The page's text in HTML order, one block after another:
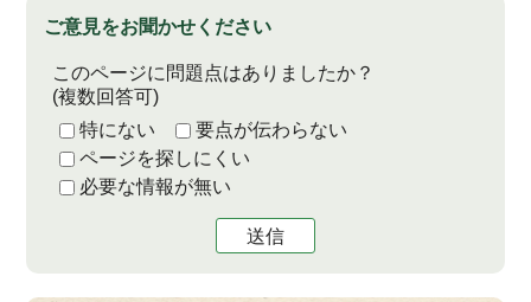
ご意見をお聞かせください
このページに問題点はありましたか？
(複数回答可)
特にない
要点が伝わらない
ページを探しにくい
必要な情報が無い
送信